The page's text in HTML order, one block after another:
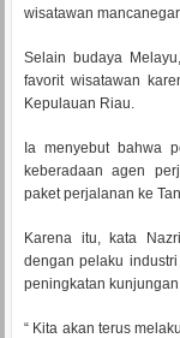
wisatawan
Selain budaya
favorit wisatawan
Kepulauan Riau.
Ia menyebut bahwa
keberadaan agen
paket perjalanan ke
Karena itu, kata
dengan pelaku
peningkatan kunjungan
“ Kita akan terus